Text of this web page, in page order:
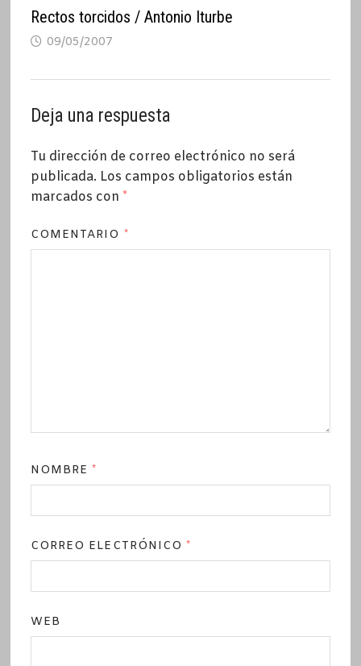
Rectos torcidos / Antonio Iturbe
09/05/2007
Deja una respuesta
Tu dirección de correo electrónico no será
publicada. Los campos obligatorios están
marcados con *
COMENTARIO *
NOMBRE*
CORREO ELECTRÓNICO*
WEB